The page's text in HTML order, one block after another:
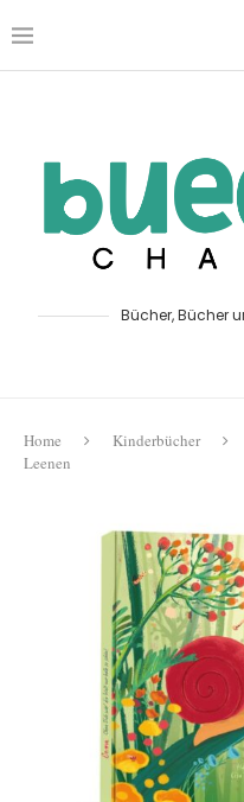
Bücher, Bücher
Home Kinderbücher
Leenen